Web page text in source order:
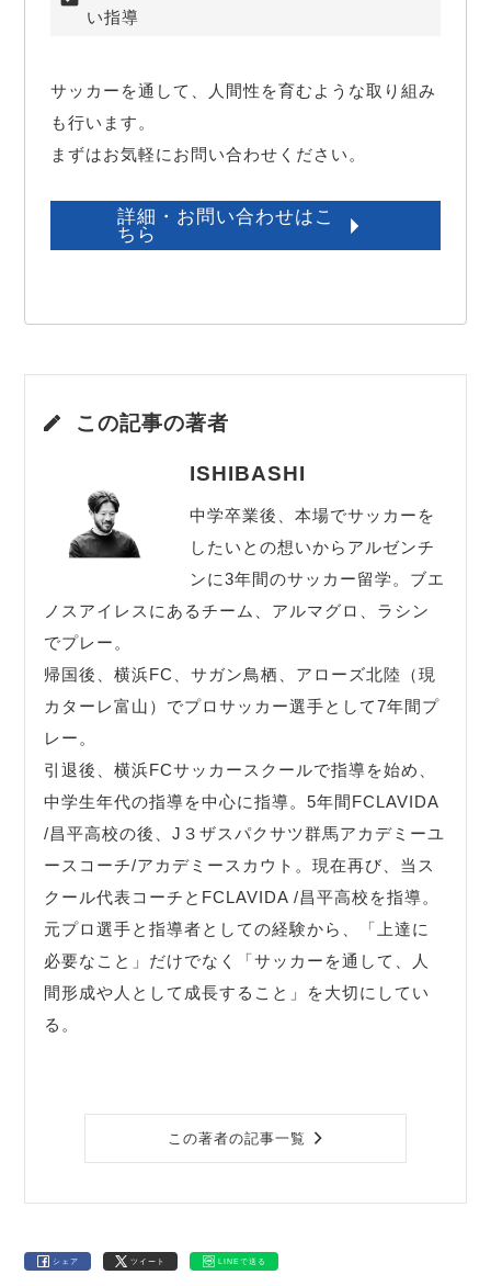
い指導
サッカーを通して、人間性を育むような取り組み
も行います。
まずはお気軽にお問い合わせください。
詳細・お問い合わせはこ
ちら
この記事の著者
ISHIBASHI
中学卒業後、本場でサッカーを
したいとの想いからアルゼンチ
ンに3年間のサッカー留学。ブエ
ノスアイレスにあるチーム、アルマグロ、ラシン
でプレー。
帰国後、横浜FC、サガン鳥栖、アローズ北陸（現
カターレ富山）でプロサッカー選手として7年間プ
レー。
引退後、横浜FCサッカースクールで指導を始め、
中学生年代の指導を中心に指導。5年間FCLAVIDA
/昌平高校の後、J３ザスパクサツ群馬アカデミーユ
ースコーチ/アカデミースカウト。現在再び、当ス
クール代表コーチとFCLAVIDA /昌平高校を指導。
元プロ選手と指導者としての経験から、「上達に
必要なこと」だけでなく「サッカーを通して、人
間形成や人として成長すること」を大切にしてい
る。
この著者の記事一覧
シェア ツイート LINEで送る